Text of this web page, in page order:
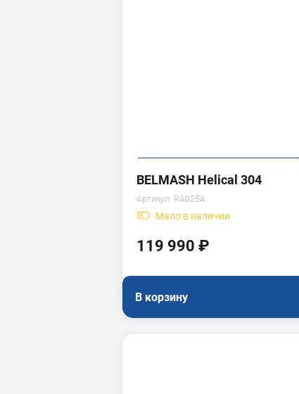
BELMASH Helical 304
Артикул: RA025A
Мало в наличии
119 990 ₽
В корзину